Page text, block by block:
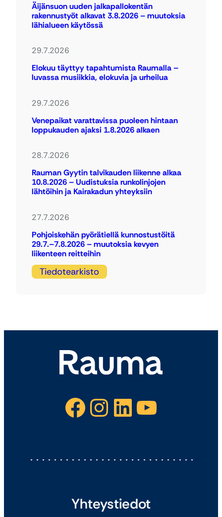
Äijänsuon uuden jalkapallokentän
rakennustyöt alkavat 3.8.2026 – muutoksia
lähialueen käytössä
29.7.2026
Elokuu täyttyy tapahtumista Raumalla –
luvassa musiikkia, elokuvia ja urheilua
29.7.2026
Venepaikat varattavissa puoleen hintaan
loppukauden ajaksi 1.8.2026 alkaen
28.7.2026
Rauman Gyytin talvikauden liikenne alkaa
10.8.2026 – Uudistuksia runkolinjojen
lähtöihin ja Kairakadun yhteyksiin
27.7.2026
Pohjoiskehän pyörätiellä kunnostustöitä
29.7.–7.8.2026 – muutoksia kevyen
liikenteen reitteihin
Tiedotearkisto
Facebook Instagram LinkedIn YouTube
Yhteystiedot